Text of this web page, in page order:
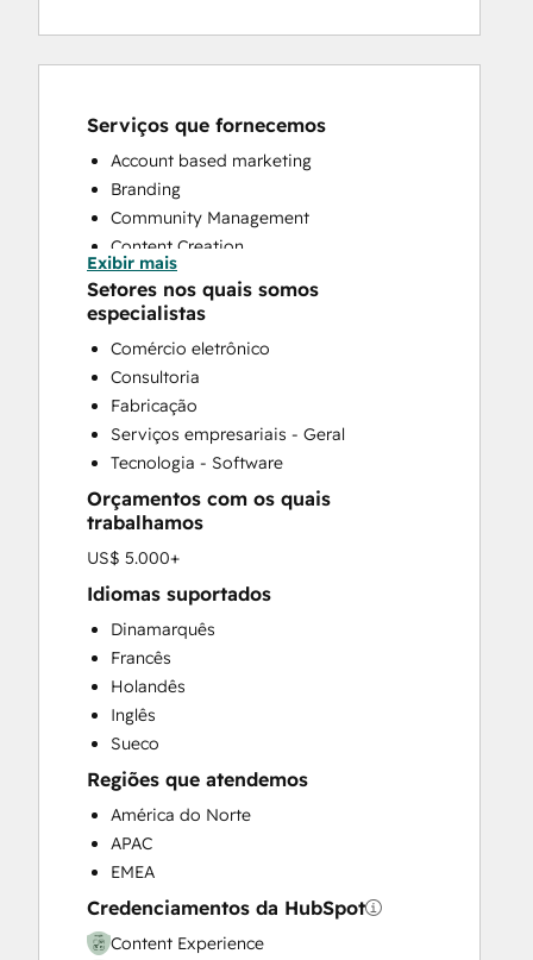
Serviços que fornecemos
Account based marketing
Branding
Community Management
Content Creation
Conversational Marketing
CRM Implementation
CRM Migration
Custom API Integrations
Customer Marketing
Customer Success Training
Customer Support Training
Customer Survey and Analysis
Email Marketing
Full Inbound Marketing Services
Help Desk Implementation
HubSpot Onboarding
Knowledge Base Development
Paid Advertising
Programmable Automation
Sales and Marketing Alignment
Sales Coaching and Training
Search Engine Optimization
Social Media
Video Production
Website Design
Website Development
Website Migration
Exibir mais
Setores nos quais somos
especialistas
Comércio eletrônico
Consultoria
Fabricação
Serviços empresariais - Geral
Tecnologia - Software
Orçamentos com os quais
trabalhamos
US$ 5.000+
Idiomas suportados
Dinamarquês
Francês
Holandês
Inglês
Sueco
Regiões que atendemos
América do Norte
APAC
EMEA
Credenciamentos da HubSpot
Content Experience